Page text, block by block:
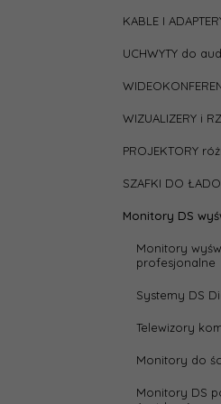
KABLE I
UCHWYTY do
WIZUALIZERY i
PROJEKTORY
SZAFKI DO
Monitory DS
Monitory
profesjonalne
Systemy DS
Telewizory
Monitory do
Monitory DS